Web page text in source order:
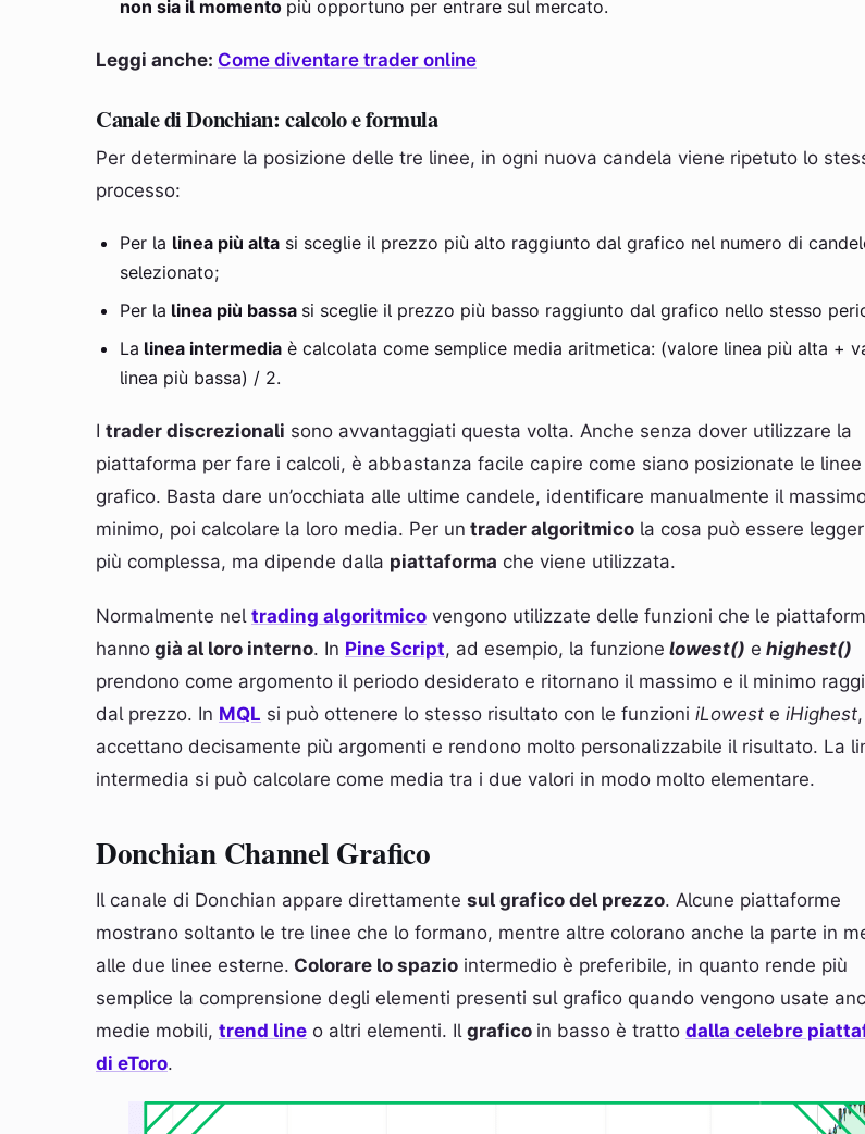
non sia il momento più opportuno per entrare sul mercato.
Leggi anche: Come diventare trader online
Canale di Donchian: calcolo e formula
Per determinare la posizione delle tre linee, in ogni nuova candela viene ripetuto lo
processo:
Per la linea più alta si sceglie il prezzo più alto raggiunto dal grafico nel numero di
selezionato;
Per la linea più bassa si sceglie il prezzo più basso raggiunto dal grafico nello stesso
La linea intermedia è calcolata come semplice media aritmetica: (valore linea più alta +
linea più bassa) / 2.
I trader discrezionali sono avvantaggiati questa volta. Anche senza dover utilizzare la
piattaforma per fare i calcoli, è abbastanza facile capire come siano posizionate le
grafico. Basta dare un’occhiata alle ultime candele, identificare manualmente il
minimo, poi calcolare la loro media. Per un trader algoritmico la cosa può essere
più complessa, ma dipende dalla piattaforma che viene utilizzata.
Normalmente nel trading algoritmico vengono utilizzate delle funzioni che le
hanno già al loro interno. In Pine Script, ad esempio, la funzione lowest() e highest()
prendono come argomento il periodo desiderato e ritornano il massimo e il minimo
dal prezzo. In MQL si può ottenere lo stesso risultato con le funzioni iLowest e iHighest
accettano decisamente più argomenti e rendono molto personalizzabile il risultato. La
intermedia si può calcolare come media tra i due valori in modo molto elementare.
Donchian Channel Grafico
Il canale di Donchian appare direttamente sul grafico del prezzo. Alcune piattaforme
mostrano soltanto le tre linee che lo formano, mentre altre colorano anche la parte in
alle due linee esterne. Colorare lo spazio intermedio è preferibile, in quanto rende più
semplice la comprensione degli elementi presenti sul grafico quando vengono usate
medie mobili, trend line o altri elementi. Il grafico in basso è tratto dalla celebre
di eToro.